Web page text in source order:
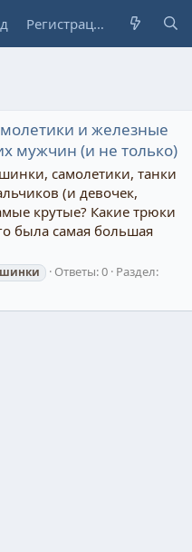
Регистрация
и железные
мужчин (и не только)
самолетики, танки
(и девочек,
крутые? Какие трюки
была самая большая
Ответы: 0 Раздел: